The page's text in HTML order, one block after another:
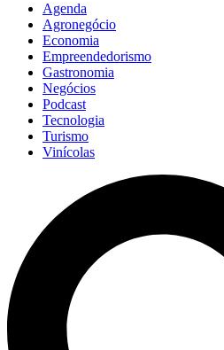
Agenda
Agronegócio
Economia
Empreendedorismo
Gastronomia
Negócios
Podcast
Tecnologia
Turismo
Vinícolas